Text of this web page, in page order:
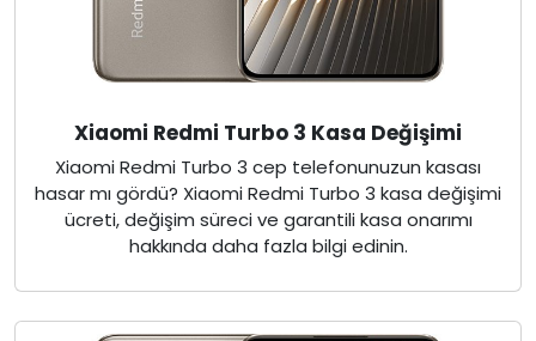
Xiaomi Redmi Turbo 3 Kasa Değişimi
Xiaomi Redmi Turbo 3 cep telefonunuzun kasası
hasar mı gördü? Xiaomi Redmi Turbo 3 kasa değişimi
ücreti, değişim süreci ve garantili kasa onarımı
hakkında daha fazla bilgi edinin.